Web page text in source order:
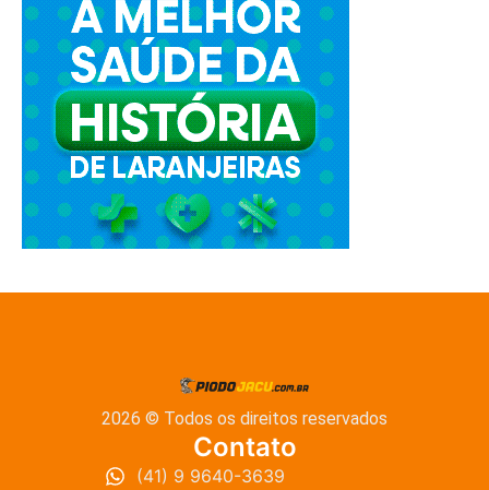
2026 © Todos os direitos reservados
Contato
(41) 9 9640-3639